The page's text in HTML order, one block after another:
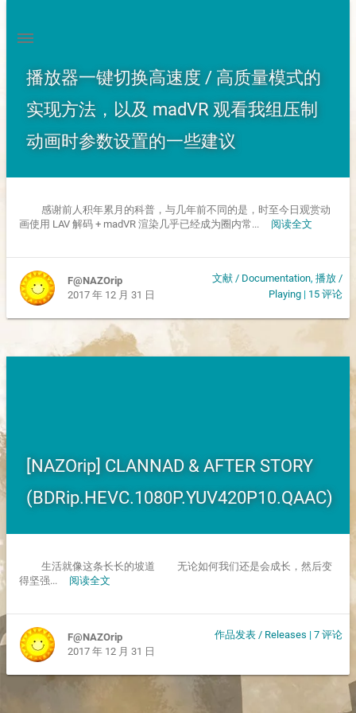
播放器一键切换高速度 / 高质量模式的
实现方法，以及 madVR 观看我组压制
动画时参数设置的一些建议
感谢前人积年累月的科普，与几年前不同的是，时至今日观赏动
画使用 LAV 解码 + madVR 渲染几乎已经成为圈内常... 阅读全文
F@NAZOrip
2017 年 12 月 31 日
文献 / Documentation,播放 /
Playing | 15 评论
[NAZOrip] CLANNAD & AFTER STORY
(BDRip.HEVC.1080P.YUV420P10.QAAC)
生活就像这条长长的坡道 无论如何我们还是会成长，然后变
得坚强... 阅读全文
F@NAZOrip
2017 年 12 月 31 日
作品发表 / Releases |7 评论